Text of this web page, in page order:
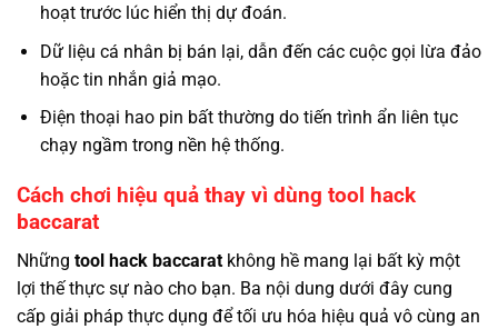
hoạt trước lúc hiển thị dự đoán.
Dữ liệu cá nhân bị bán lại, dẫn đến các cuộc gọi lừa đảo
hoặc tin nhắn giả mạo.
Điện thoại hao pin bất thường do tiến trình ẩn liên tục
chạy ngầm trong nền hệ thống.
Cách chơi hiệu quả thay vì dùng tool hack
baccarat
Những tool hack baccarat không hề mang lại bất kỳ một
lợi thế thực sự nào cho bạn. Ba nội dung dưới đây cung
cấp giải pháp thực dụng để tối ưu hóa hiệu quả vô cùng an